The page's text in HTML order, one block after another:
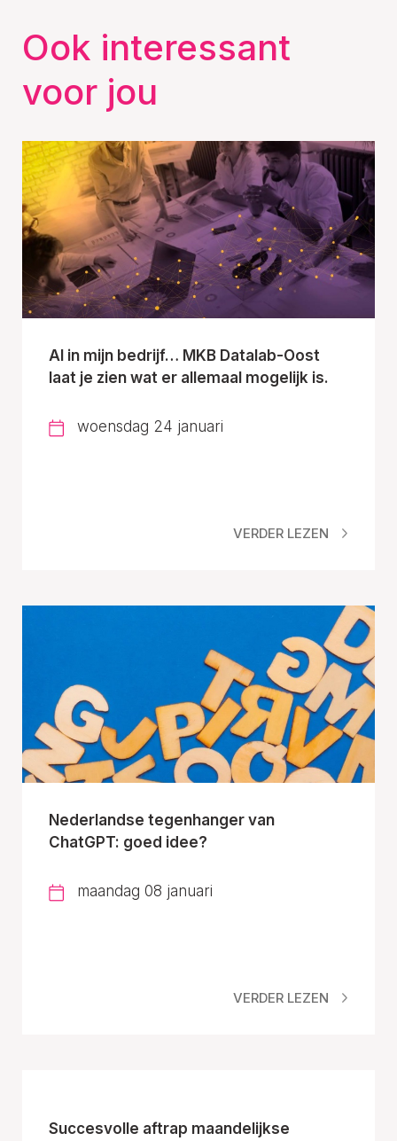
Ook interessant
voor jou
AI in mijn bedrijf… MKB Datalab-Oost
laat je zien wat er allemaal mogelijk is.
woensdag 24 januari
VERDER LEZEN
Nederlandse tegenhanger van
ChatGPT: goed idee?
maandag 08 januari
VERDER LEZEN
Succesvolle aftrap maandelijkse